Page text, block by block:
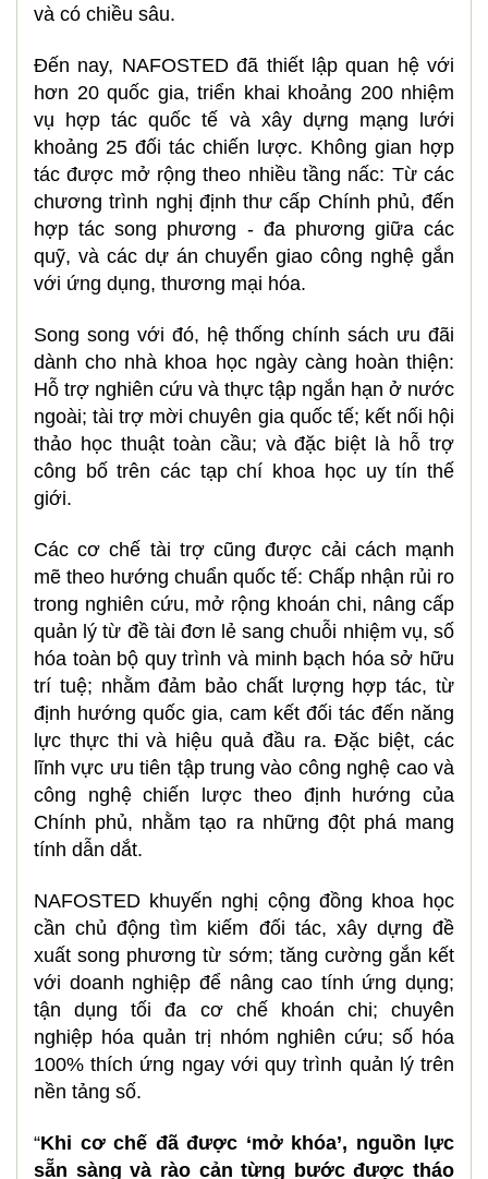
và có chiều sâu.
Đến nay, NAFOSTED đã thiết lập quan hệ với
hơn 20 quốc gia, triển khai khoảng 200 nhiệm
vụ hợp tác quốc tế và xây dựng mạng lưới
khoảng 25 đối tác chiến lược. Không gian hợp
tác được mở rộng theo nhiều tầng nấc: Từ các
chương trình nghị định thư cấp Chính phủ, đến
hợp tác song phương - đa phương giữa các
quỹ, và các dự án chuyển giao công nghệ gắn
với ứng dụng, thương mại hóa.
Song song với đó, hệ thống chính sách ưu đãi
dành cho nhà khoa học ngày càng hoàn thiện:
Hỗ trợ nghiên cứu và thực tập ngắn hạn ở nước
ngoài; tài trợ mời chuyên gia quốc tế; kết nối hội
thảo học thuật toàn cầu; và đặc biệt là hỗ trợ
công bố trên các tạp chí khoa học uy tín thế
giới.
Các cơ chế tài trợ cũng được cải cách mạnh
mẽ theo hướng chuẩn quốc tế: Chấp nhận rủi ro
trong nghiên cứu, mở rộng khoán chi, nâng cấp
quản lý từ đề tài đơn lẻ sang chuỗi nhiệm vụ, số
hóa toàn bộ quy trình và minh bạch hóa sở hữu
trí tuệ; nhằm đảm bảo chất lượng hợp tác, từ
định hướng quốc gia, cam kết đối tác đến năng
lực thực thi và hiệu quả đầu ra. Đặc biệt, các
lĩnh vực ưu tiên tập trung vào công nghệ cao và
công nghệ chiến lược theo định hướng của
Chính phủ, nhằm tạo ra những đột phá mang
tính dẫn dắt.
NAFOSTED khuyến nghị cộng đồng khoa học
cần chủ động tìm kiếm đối tác, xây dựng đề
xuất song phương từ sớm; tăng cường gắn kết
với doanh nghiệp để nâng cao tính ứng dụng;
tận dụng tối đa cơ chế khoán chi; chuyên
nghiệp hóa quản trị nhóm nghiên cứu; số hóa
100% thích ứng ngay với quy trình quản lý trên
nền tảng số.
“Khi cơ chế đã được ‘mở khóa’, nguồn lực
sẵn sàng và rào cản từng bước được tháo